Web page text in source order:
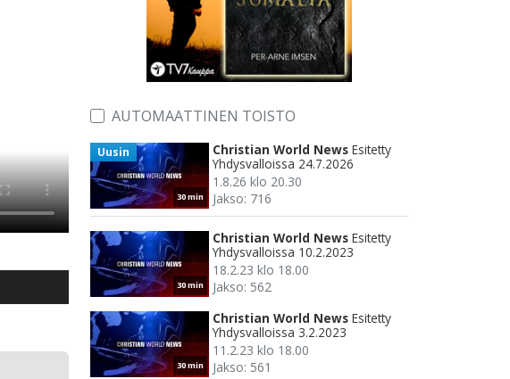
AUTOMAATTINEN TOISTO
30 min
Uusin Christian World News Esitetty
Yhdysvalloissa 24.7.2026
1.8.26 klo 20.30
Jakso: 716
30 min
Christian World News Esitetty
Yhdysvalloissa 10.2.2023
18.2.23 klo 18.00
Jakso: 562
30 min
Christian World News Esitetty
Yhdysvalloissa 3.2.2023
11.2.23 klo 18.00
Jakso: 561